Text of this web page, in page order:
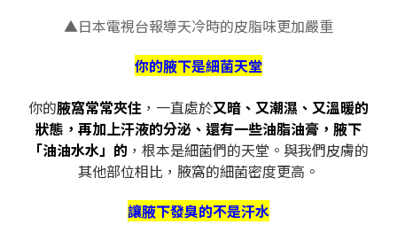
▲日本電視台報導天冷時的皮脂味更加嚴重
你的腋下是細菌天堂
你的腋窩常常夾住 ，一直處於又暗、又潮濕、又溫暖的
狀態，再加上汗液的分泌、還有一些油脂油膏，腋下
「油油水水」的 ，根本是細菌們的天堂。與我們皮膚的
其他部位相比，腋窩的細菌密度更高。
讓腋下發臭的不是汗水